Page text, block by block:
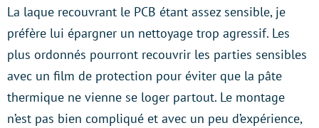
La laque recouvrant le PCB étant assez sensible, je
préfère lui épargner un nettoyage trop agressif. Les
plus ordonnés pourront recouvrir les parties sensibles
avec un film de protection pour éviter que la pâte
thermique ne vienne se loger partout. Le montage
n’est pas bien compliqué et avec un peu d’expérience,